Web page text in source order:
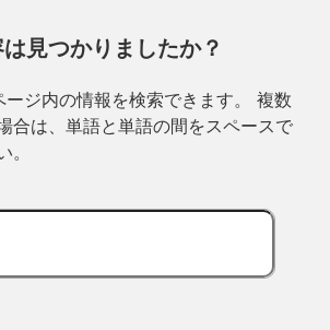
見つかりましたか？
ージ内の情報を検索できます。 複数
合は、単語と単語の間をスペースで